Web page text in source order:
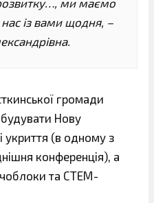
ми маємо
нас із вами щодня, –
громади
Нову
укриття (в одному з
конференція), а
та СТЕМ-